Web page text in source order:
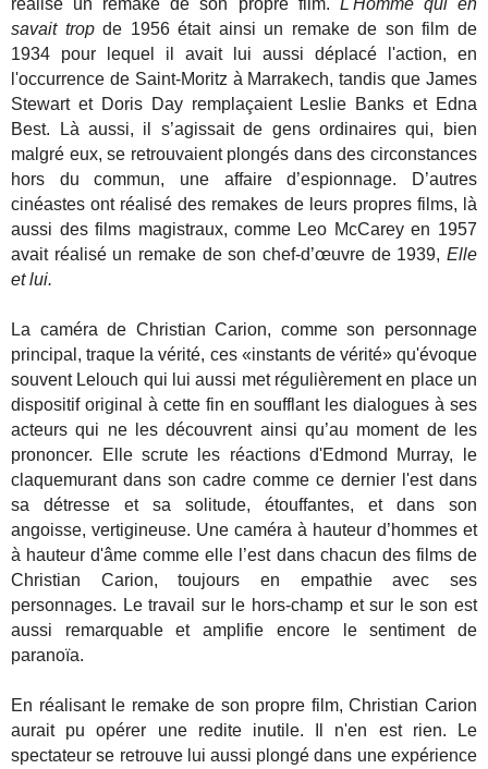
savait tropde 1956 était ainsi un remake de son film de
1934 pour lequel il avait lui aussi déplacé l'action, en
l'occurrence de Saint-Moritz à Marrakech, tandis que James
Stewart et Doris Day remplaçaient Leslie Banks et Edna
Best. Là aussi, il s’agissait de gens ordinaires qui, bien
malgré eux, se retrouvaient plongés dans des circonstances
hors du commun, une affaire d’espionnage. D’autres
cinéastes ont réalisé des remakes de leurs propres films, là
aussi des films magistraux, comme Leo McCarey en 1957
avait réalisé un remake de son chef-d’œuvre de 1939, Elle
et lui.
La caméra de Christian Carion, comme son personnage
principal, traque la vérité, ces «instants de vérité» qu'évoque
souvent Lelouch qui lui aussi met régulièrement en place un
dispositif original à cette fin en soufflant les dialogues à ses
acteurs qui ne les découvrent ainsi qu’au moment de les
prononcer. Elle scrute les réactions d'Edmond Murray, le
claquemurant dans son cadre comme ce dernier l'est dans
sa détresse et sa solitude, étouffantes, et dans son
angoisse, vertigineuse. Une caméra à hauteur d’hommes et
à hauteur d'âme comme elle l’est dans chacun des films de
Christian Carion, toujours en empathie avec ses
personnages. Le travail sur le hors-champ et sur le son est
aussi remarquable et amplifie encore le sentiment de
paranoïa.
En réalisant le remake de son propre film, Christian Carion
aurait pu opérer une redite inutile. Il n'en est rien. Le
spectateur se retrouve lui aussi plongé dans une expérience